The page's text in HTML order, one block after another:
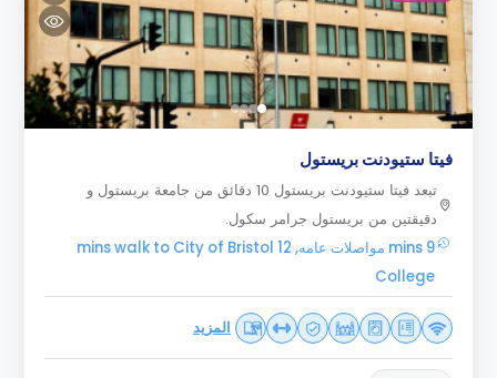
فيتا ستيودنت بريستول
تبعد فيتا ستيودنت بريستول 10 دقائق من جامعة بريستول و
دقيقتين من بريستول جرامر سكول.
9 mins مواصلات عامه, 12 mins walk to City of Bristol
College
المزيد